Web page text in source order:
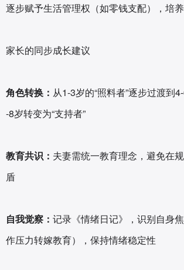
逐步赋予生活管理权（如零钱支配），培养
家长的同步成长建议‌
角色转换‌： 从1-3岁的“照料者”逐步过渡到
-8岁转变为“支持者”‌
教育共识‌： 夫妻需统一教育理念，避免在
盾‌
自我觉察‌： 记录《情绪日记》，识别自身
作压力转嫁教育），保持情绪稳定性‌